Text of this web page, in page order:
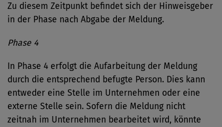
Zu diesem Zeitpunkt befindet sich der Hinweisgeber
in der Phase nach Abgabe der Meldung.
Phase 4
In Phase 4 erfolgt die Aufarbeitung der Meldung
durch die entsprechend befugte Person. Dies kann
entweder eine Stelle im Unternehmen oder eine
externe Stelle sein. Sofern die Meldung nicht
zeitnah im Unternehmen bearbeitet wird, könnte